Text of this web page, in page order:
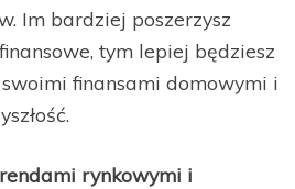
Im bardziej poszerzysz
tym lepiej będziesz
finansami domowymi i
rynkowymi i